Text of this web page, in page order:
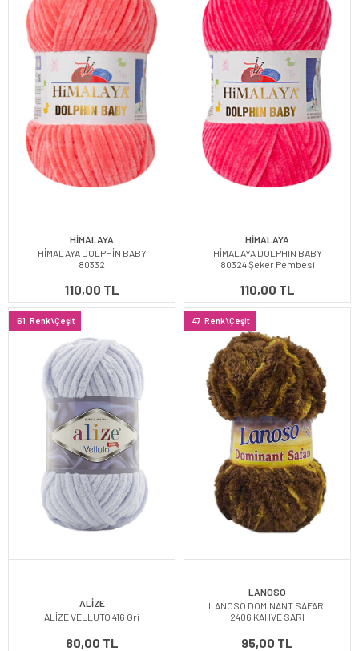
HİMALAYA
HİMALAYA DOLPHİN BABY
80332
110,00 TL
HİMALAYA
HİMALAYA DOLPHIN BABY
80324 Şeker Pembesi
110,00 TL
61 Renk\Çeşit
ALİZE
ALİZE VELLUTO 416 Gri
80,00 TL
47 Renk\Çeşit
LANOSO
LANOSO DOMİNANT SAFARİ
2406 KAHVE SARI
95,00 TL